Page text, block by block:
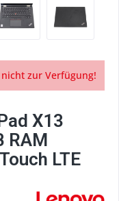
zur Verfügung!
X13
RAM
LTE